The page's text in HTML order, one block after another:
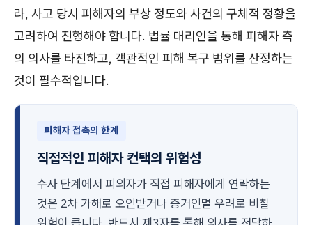
라, 사고 당시 피해자의 부상 정도와 사건의 구체적 정황을
고려하여 진행해야 합니다. 법률 대리인을 통해 피해자 측
의 의사를 타진하고, 객관적인 피해 복구 범위를 산정하는
것이 필수적입니다.
피해자 접촉의 한계
직접적인 피해자 컨택의 위험성
수사 단계에서 피의자가 직접 피해자에게 연락하는
것은 2차 가해로 오인받거나 증거인멸 우려로 비칠